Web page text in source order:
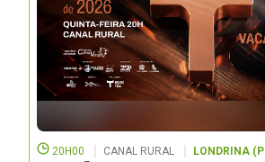
20H00 CANAL RURAL LONDRINA